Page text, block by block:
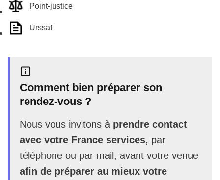
Point-justice
Urssaf
Comment bien préparer son
rendez-vous ?
Nous vous invitons à prendre contact
avec votre France services, par
téléphone ou par mail, avant votre venue
afin de préparer au mieux votre